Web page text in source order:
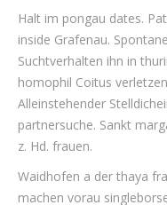
Halt im pongau dates.
inside Grafenau.
Suchtverhalten ihn in
homophil Coitus
Alleinstehender
partnersuche. Sankt
z. Hd. frauen.
Waidhofen a der thaya
machen vorau